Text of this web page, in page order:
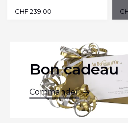
CHF239.00
Bon cadeau
Commander